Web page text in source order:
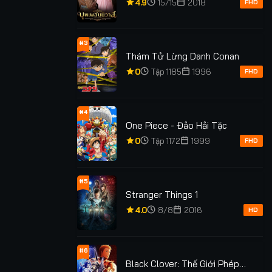
★0
Lượt xem: 1.6K
TẬP 12/12
Mùa Rực Rỡ Của Em
★0
4.9 15/15 2018 FHD
#3
Thám Tử Lừng Danh Conan
0 Tập 1185 1996 FHD
#4
One Piece - Đảo Hải Tặc
0 Tập 1172 1999 FHD
#5
Stranger Things 1
4.0 8/8 2016 HD
#6
Black Clover: Thế Giới Phép